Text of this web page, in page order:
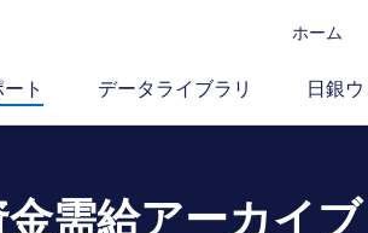
ホーム
ト データライブラリ 日銀
需給アーカイブ